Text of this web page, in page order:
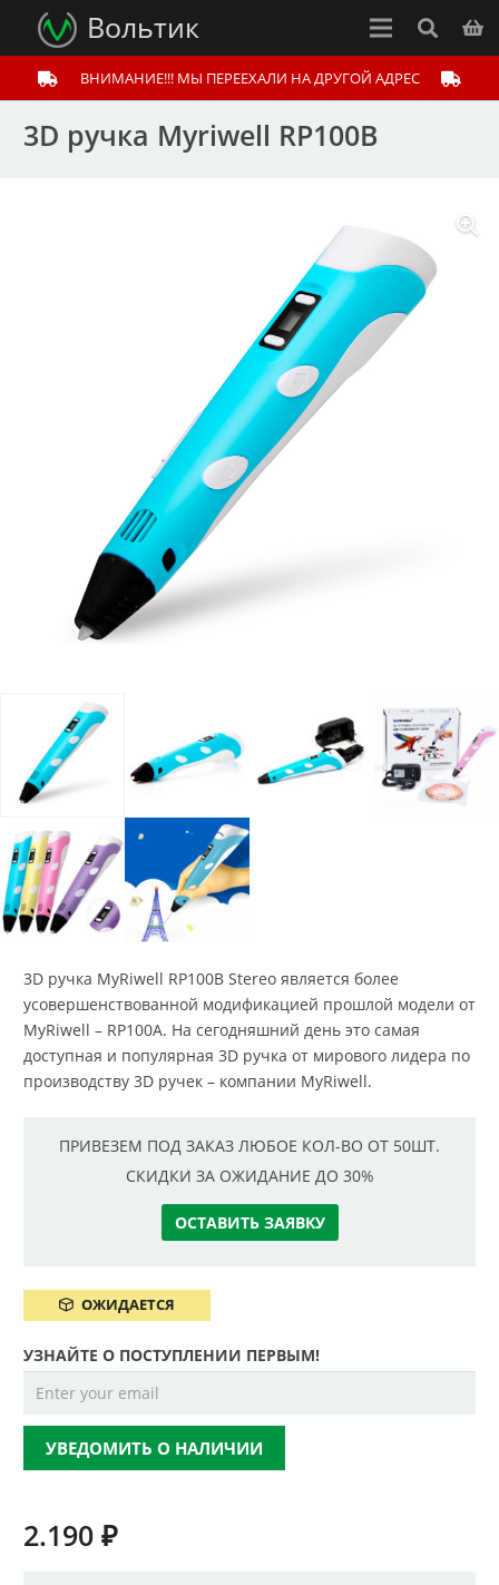
Вольтик
ВНИМАНИЕ!!! МЫ ПЕРЕЕХАЛИ НА ДРУГОЙ АДРЕС
3D ручка Myriwell RP100B
3D ручка MyRiwell RP100B Stereo является более
усовершенствованной модификацией прошлой модели от
MyRiwell – RP100A. На сегодняшний день это самая
доступная и популярная 3D ручка от мирового лидера по
производству 3D ручек – компании MyRiwell.
ПРИВЕЗЕМ ПОД ЗАКАЗ ЛЮБОЕ КОЛ-ВО ОТ 50ШТ.
СКИДКИ ЗА ОЖИДАНИЕ ДО 30%
ОСТАВИТЬ ЗАЯВКУ
ОЖИДАЕТСЯ
УЗНАЙТЕ О ПОСТУПЛЕНИИ ПЕРВЫМ!
УВЕДОМИТЬ О НАЛИЧИИ
2.190 ₽